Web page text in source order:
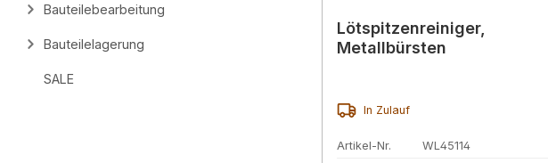
Bauteilebearbeitung
Bauteilelagerung
SALE
Lötspitzenreiniger,
Metallbürsten
In Zulauf
Artikel-Nr.
WL45114